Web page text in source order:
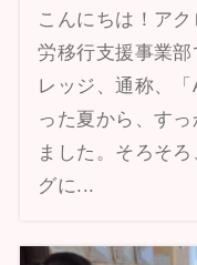
こんにちは！ア
労移行支援事業部
レッジ、通称、
った夏から、す
ました。そろそ
グに...